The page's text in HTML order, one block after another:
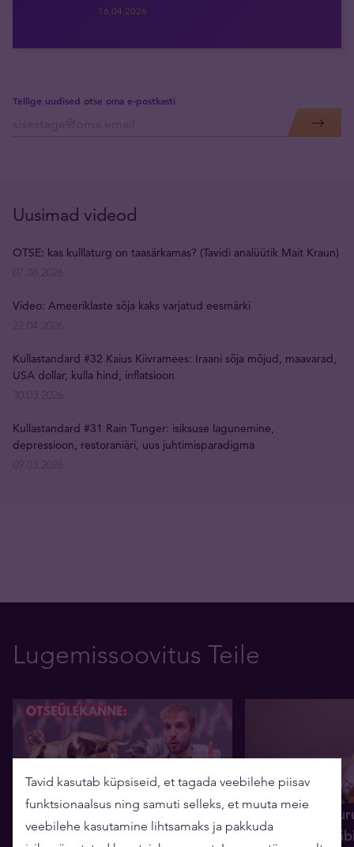
16.04.2026
Tellige uudised otse oma e-postkasti
Uusimad videod
OTSE: kas kulllaturg on taasärkamas? (Tavidi analüütik Mait Kraun)
Video: Ameeriklaste sõja kaks varjatud eesmärki
Kullastandard #32 Kaius Kiivramees: Iraani sõja mõjud, maavarad,
USA dollar, kulla hind, inflatsioon
Kullastandard #31 Rain Tunger: isiksuse lagunemine,
depressioon, restoraniäri, uus juhtimisparadigma
Lugemissoovitus Teile
OTSE: kas kulllaturg on
taasärkamas? (Tavidi analüütik
Analüüs:
aasta olulisim
Tavid kasutab küpsiseid, et tagada veebilehe piisav
funktsionaalsus ning samuti selleks, et muuta meie
veebilehe kasutamine lihtsamaks ja pakkuda